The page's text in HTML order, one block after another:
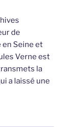
de
en Seine et
Verne est
la
a laissé une